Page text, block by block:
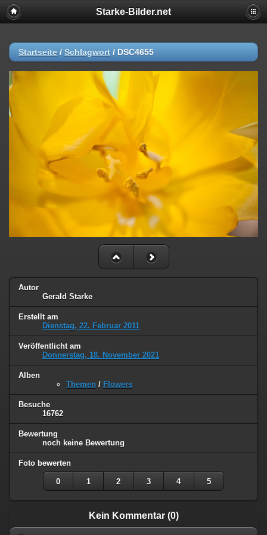
Starke-Bilder.net
Startseite / Schlagwort / DSC4655
Autor
Gerald Starke
Erstellt am
Dienstag, 22. Februar 2011
Veröffentlicht am
Donnerstag, 18. November 2021
Alben
Themen / Flowers
Besuche
16762
Bewertung
noch keine Bewertung
Foto bewerten
0 1 2 3 4 5
Kein Kommentar (0)